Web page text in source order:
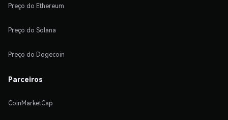
Preço do Ethereum
Preço do Solana
Preço do Dogecoin
Parceiros
CoinMarketCap